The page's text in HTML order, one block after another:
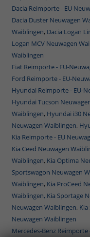
Dacia Reimporte - EU
Dacia Duster Neuwagen
Waiblingen, Dacia Logan
Logan MCV Neuwagen
Waiblingen
Fiat Reimporte - EU-
Ford Reimporte - EU-
Hyundai Reimporte - EU-
Hyundai Tucson
Waiblingen, Hyundai i30
Neuwagen Waiblingen,
Kia Reimporte - EU
Kia Ceed Neuwagen
Waiblingen, Kia Optima
Sportswagon Neuwagen
Waiblingen, Kia ProCeed
Waiblingen, Kia Sportage
Neuwagen Waiblingen,
Neuwagen Waiblingen
Mercedes-Benz